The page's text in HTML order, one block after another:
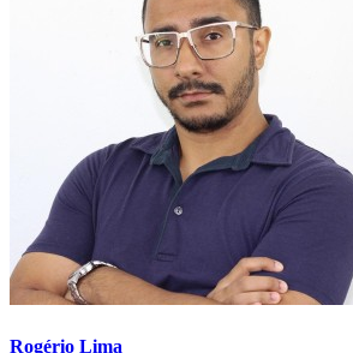
Rogério Lima